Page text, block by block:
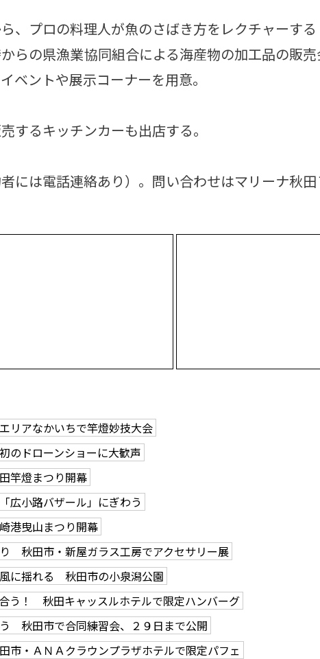
、プロの料理人が魚のさばき方をレクチャーする
らの県漁業協同組合による海産物の加工品の販
ベントや展示コーナーを用意。
するキッチンカーも出店する。
には電話連絡あり）。問い合わせはマリーナ秋田
リアなかいちで竿燈妙技大会
のドローンショーに大歓声
竿燈まつり開幕
広小路バザール」にぎわう
港曳山まつり開幕
秋田市・新屋ガラス工房でアクセサリー展
に揺れる 秋田市の小泉潟公園
う！ 秋田キャッスルホテルで限定ハンバーグ
秋田市で合同練習会、２９日まで公開
・ＡＮＡクラウンプラザホテルで限定パフェ